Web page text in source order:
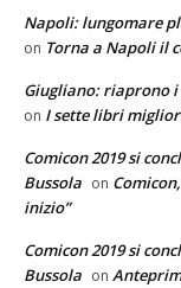
Napoli: lungomare
on Torna a Napoli il
Giugliano: riaprono i
on I sette libri
Comicon 2019 si
Bussola on
inizio”
Comicon 2019 si
Bussola on